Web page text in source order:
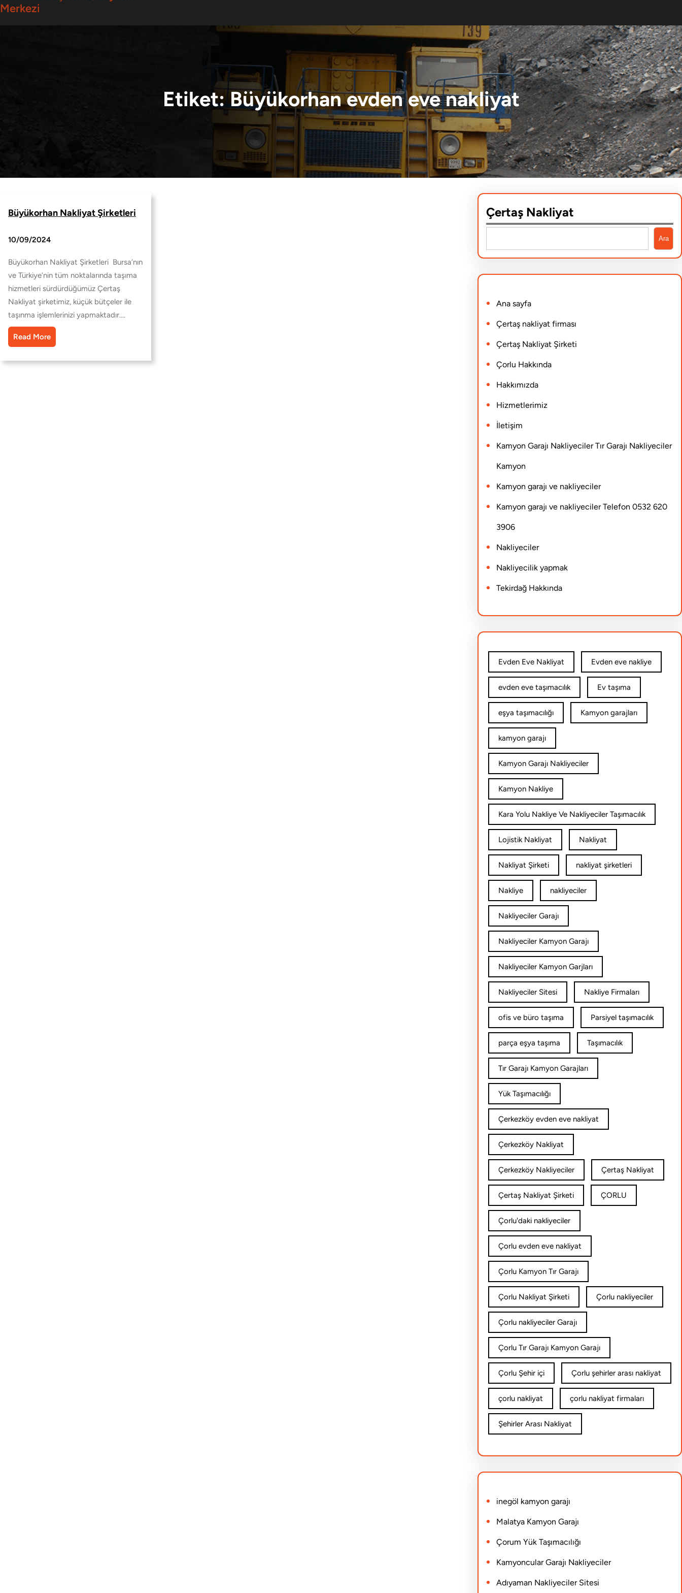
Merkezi
Etiket:Büyükorhan evden eve nakliyat
Büyükorhan Nakliyat Şirketleri
10/09/2024
Büyükorhan Nakliyat Şirketleri Bursa’nın
ve Türkiye’nin tüm noktalarında taşıma
hizmetleri sürdürdüğümüz Çertaş
Nakliyat şirketimiz, küçük bütçeler ile
taşınma işlemlerinizi yapmaktadır.…
Read More
Çertaş Nakliyat
e
a
c
h
Ara
Ana sayfa
Çertaş nakliyat firması
Çertaş Nakliyat Şirketi
Çorlu Hakkında
Hakkımızda
Hizmetlerimiz
İletişim
Kamyon Garajı Nakliyeciler Tır Garajı Nakliyeciler
Kamyon
Kamyon garajı ve nakliyeciler
Kamyon garajı ve nakliyeciler Telefon 0532 620
3906
Nakliyeciler
Nakliyecilik yapmak
Tekirdağ Hakkında
Evden Eve Nakliyat Evden eve nakliye
evden eve taşımacılık Ev taşıma
eşya taşımacılığı Kamyon garajları
kamyon garajı
Kamyon Garajı Nakliyeciler
Kamyon Nakliye
Kara Yolu Nakliye Ve Nakliyeciler Taşımacılık
Lojistik Nakliyat Nakliyat
Nakliyat Şirketi nakliyat şirketleri
Nakliye nakliyeciler
Nakliyeciler Garajı
Nakliyeciler Kamyon Garajı
Nakliyeciler Kamyon Garjları
Nakliyeciler Sitesi Nakliye Firmaları
ofis ve büro taşıma Parsiyel taşımacılık
parça eşya taşıma Taşımacılık
Tır Garajı Kamyon Garajları
Yük Taşımacılığı
Çerkezköy evden eve nakliyat
Çerkezköy Nakliyat
Çerkezköy Nakliyeciler Çertaş Nakliyat
Çertaş Nakliyat Şirketi ÇORLU
Çorlu'daki nakliyeciler
Çorlu evden eve nakliyat
Çorlu Kamyon Tır Garajı
Çorlu Nakliyat Şirketi Çorlu nakliyeciler
Çorlu nakliyeciler Garajı
Çorlu Tır Garajı Kamyon Garajı
Çorlu Şehir içi Çorlu şehirler arası nakliyat
çorlu nakliyat çorlu nakliyat firmaları
Şehirler Arası Nakliyat
inegöl kamyon garajı
Malatya Kamyon Garajı
Çorum Yük Taşımacılığı
Kamyoncular Garajı Nakliyeciler
Adıyaman Nakliyeciler Sitesi